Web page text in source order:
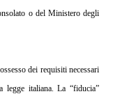
o del Ministero degli
dei requisiti necessari
legge italiana. La “fiducia”